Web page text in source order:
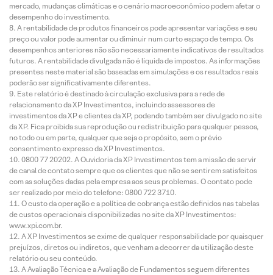
mercado, mudanças climáticas e o cenário macroeconômico podem afetar o
desempenho do investimento.
A rentabilidade de produtos financeiros pode apresentar variações e seu
preço ou valor pode aumentar ou diminuir num curto espaço de tempo. Os
desempenhos anteriores não são necessariamente indicativos de resultados
futuros. A rentabilidade divulgada não é líquida de impostos. As informações
presentes neste material são baseadas em simulações e os resultados reais
poderão ser significativamente diferentes.
Este relatório é destinado à circulação exclusiva para a rede de
relacionamento da XP Investimentos, incluindo assessores de
investimentos da XP e clientes da XP, podendo também ser divulgado no site
da XP. Fica proibida sua reprodução ou redistribuição para qualquer pessoa,
no todo ou em parte, qualquer que seja o propósito, sem o prévio
consentimento expresso da XP Investimentos.
0800 77 20202. A Ouvidoria da XP Investimentos tem a missão de servir
de canal de contato sempre que os clientes que não se sentirem satisfeitos
com as soluções dadas pela empresa aos seus problemas. O contato pode
ser realizado por meio do telefone: 0800 722 3710.
O custo da operação e a política de cobrança estão definidos nas tabelas
de custos operacionais disponibilizadas no site da XP Investimentos:
www.xpi.com.br.
A XP Investimentos se exime de qualquer responsabilidade por quaisquer
prejuízos, diretos ou indiretos, que venham a decorrer da utilização deste
relatório ou seu conteúdo.
A Avaliação Técnica e a Avaliação de Fundamentos seguem diferentes